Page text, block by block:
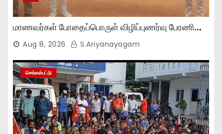
மாணவர்கள் போதைப்பொருள் விழிப்புணர்வு பேரணி..,
Aug 8, 2026 S.Ariyanayagam
செங்கல்பட்டு